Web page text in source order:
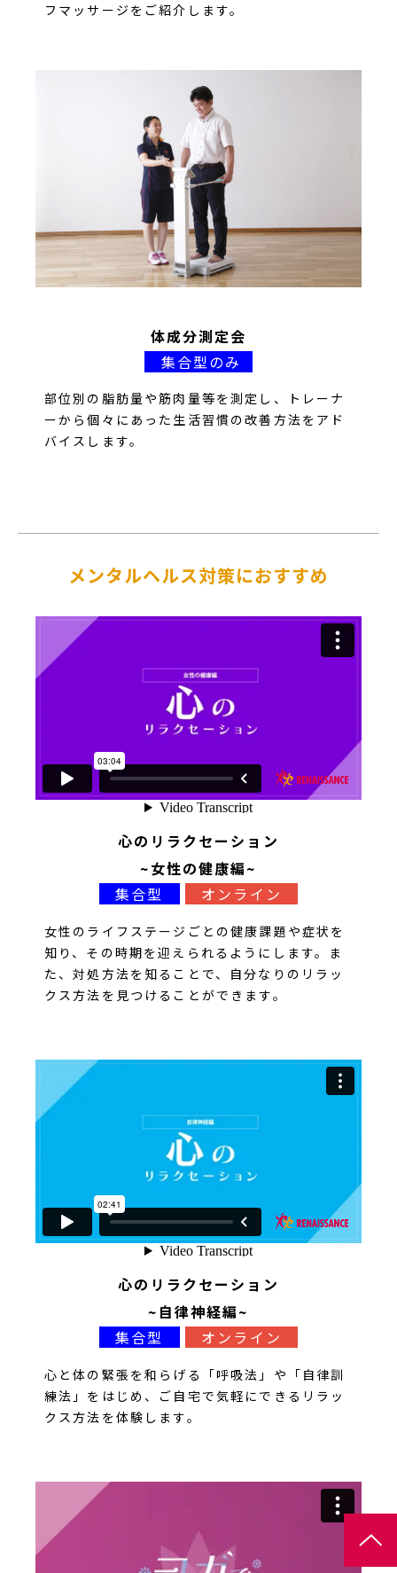
フマッサージをご紹介します。
体成分測定会
集合型のみ
部位別の脂肪量や筋肉量等を測定し、トレーナ
ーから個々にあった生活習慣の改善方法をアド
バイスします。
メンタルヘルス対策におすすめ
心のリラクセーション
~女性の健康編~
集合型
オンライン
女性のライフステージごとの健康課題や症状を
知り、その時期を迎えられるようにします。ま
た、対処方法を知ることで、自分なりのリラッ
クス方法を見つけることができます。
心のリラクセーション
~自律神経編~
集合型
オンライン
心と体の緊張を和らげる「呼吸法」や「自律訓
練法」をはじめ、ご自宅で気軽にできるリラッ
クス方法を体験します。